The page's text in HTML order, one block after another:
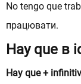
No tengo que
працювати.
Hay que в
Hay que +